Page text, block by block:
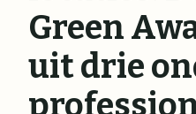
Green
uit drie